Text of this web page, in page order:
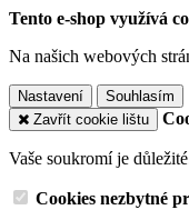
Tento e-shop využívá
Na našich webových
Nastavení
Souhlasím
Zavřít cookie lištu
Vaše soukromí je
Cookies nezbytné